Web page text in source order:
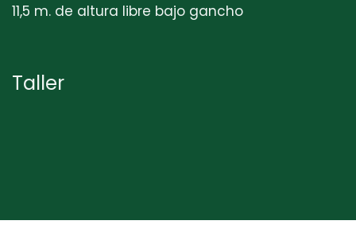
11,5 m. de altura libre bajo gancho
Taller